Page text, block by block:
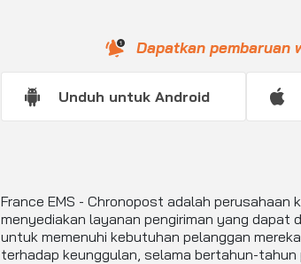
Dapatkan pembaruan
Unduh untuk Android
France EMS - Chronopost adalah perusahaan
menyediakan layanan pengiriman yang dapat
untuk memenuhi kebutuhan pelanggan
terhadap keunggulan, selama bertahun-tahun